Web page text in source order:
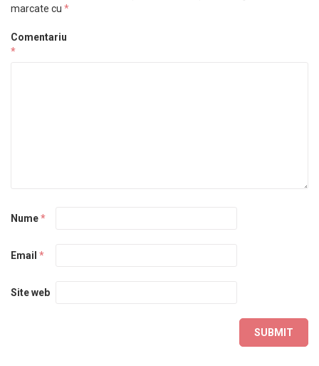
marcate cu *
Comentariu
*
Nume*
Email *
Site web